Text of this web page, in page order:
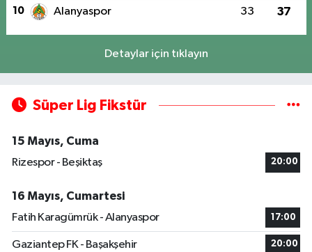
10 Alanyaspor 33 37
Detaylar için tıklayın
Süper Lig Fikstür
15 Mayıs, Cuma
Rizespor - Beşiktaş
20:00
16 Mayıs, Cumartesi
Fatih Karagümrük - Alanyaspor
17:00
Gaziantep FK - Başakşehir 20:00